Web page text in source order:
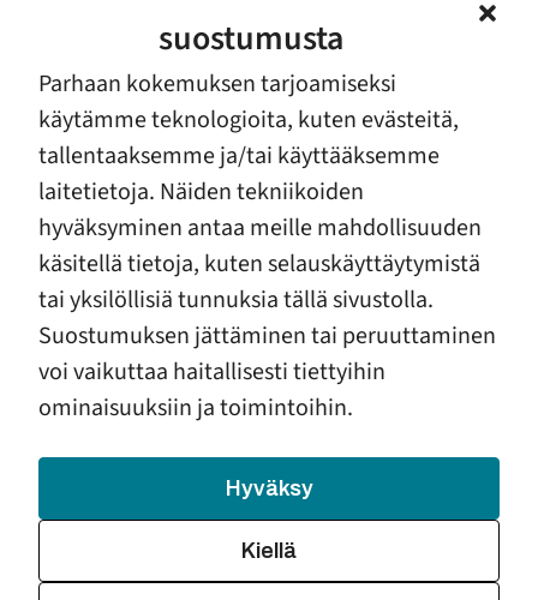
suostumusta
Parhaan kokemuksen tarjoamiseksi
käytämme teknologioita, kuten evästeitä,
tallentaaksemme ja/tai käyttääksemme
laitetietoja. Näiden tekniikoiden
hyväksyminen antaa meille mahdollisuuden
käsitellä tietoja, kuten selauskäyttäytymistä
tai yksilöllisiä tunnuksia tällä sivustolla.
Suostumuksen jättäminen tai peruuttaminen
voi vaikuttaa haitallisesti tiettyihin
ominaisuuksiin ja toimintoihin.
Hyväksy
Kiellä
asiakastietojärjestelmän kehittäminen
Vaativa vauvatyö
Verkkoauttamisen kehittäjäryhmä